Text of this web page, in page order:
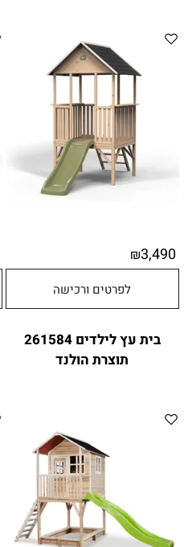
₪3,490
לפרטים ורכישה
בית עץ לילדים 261584
תוצרת הולנד